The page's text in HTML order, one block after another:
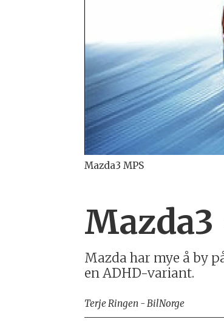
Mazda3 MPS
Mazda har mye å by
en ADHD-variant.
Terje Ringen - BilNorge